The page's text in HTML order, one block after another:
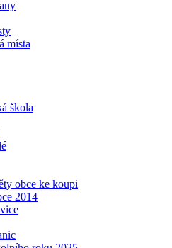
místa
škola
obce ke koupi
2014